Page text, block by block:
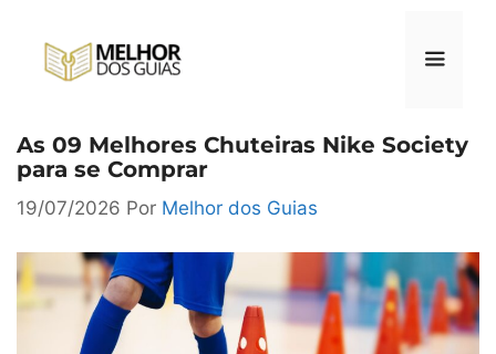
Menu
As 09 Melhores Chuteiras Nike Society
para se Comprar
19/07/2026 Por Melhor dos Guias